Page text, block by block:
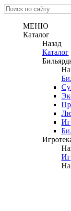
МЕНЮ
Каталог
Назад
Каталог